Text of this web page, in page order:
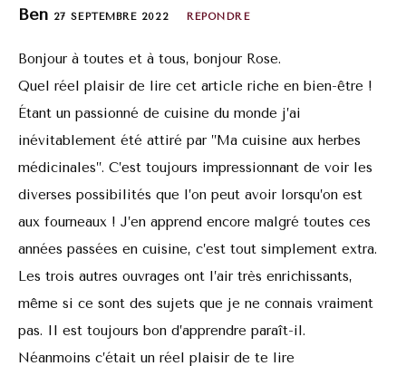
Ben 27 SEPTEMBRE 2022 RÉPONDRE
Bonjour à toutes et à tous, bonjour Rose.
Quel réel plaisir de lire cet article riche en bien-être !
Étant un passionné de cuisine du monde j’ai
inévitablement été attiré par ”Ma cuisine aux herbes
médicinales”. C’est toujours impressionnant de voir les
diverses possibilités que l’on peut avoir lorsqu’on est
aux fourneaux ! J’en apprend encore malgré toutes ces
années passées en cuisine, c’est tout simplement extra.
Les trois autres ouvrages ont l’air très enrichissants,
même si ce sont des sujets que je ne connais vraiment
pas. Il est toujours bon d’apprendre paraît-il.
Néanmoins c’était un réel plaisir de te lire